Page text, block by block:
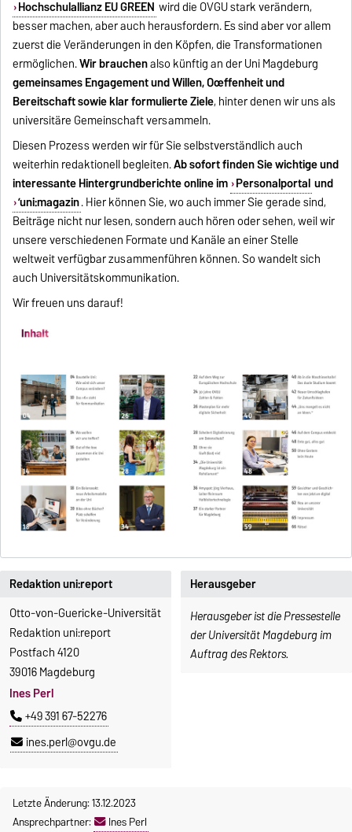
Hochschulallianz EU GREEN wird die OVGU stark verändern,
besser machen, aber auch herausfordern. Es sind aber vor allem
zuerst die Veränderungen in den Köpfen, die Transformationen
ermöglichen.Wir brauchenalso künftig an der Uni Magdeburg
gemeinsames Engagement und Willen, Oœffenheit und
Bereitschaft sowie klar formulierte Ziele, hinter denen wir uns als
universitäre Gemeinschaft versammeln.
Diesen Prozess werden wir für Sie selbstverständlich auch
weiterhin redaktionell begleiten.Ab sofort finden Sie wichtige und
interessante Hintergrundberichte online im Personalportal und
’uni:magazin. Hier können Sie, wo auch immer Sie gerade sind,
Beiträge nicht nur lesen, sondern auch hören oder sehen, weil wir
unsere verschiedenen Formate und Kanäle an einer Stelle
weltweit verfügbar zusammenführen können. So wandelt sich
auch Universitätskommunikation.
Wir freuen uns darauf!
Redaktion uni:report
Otto-von-Guericke-Universität
Redaktion uni:report
Postfach 4120
39016 Magdeburg
Ines Perl
+49 391 67-52276
ines.perl@ovgu.de
Herausgeber
Herausgeber ist die Pressestelle
der Universität Magdeburg im
Auftrag des Rektors.
Letzte Änderung: 13.12.2023
Ansprechpartner:
Ines Perl